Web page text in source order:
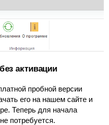
активации
пробной версии
его на нашем сайте и
Теперь для начала
потребуется.